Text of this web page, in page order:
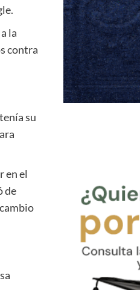
la
contra
su
en el
de